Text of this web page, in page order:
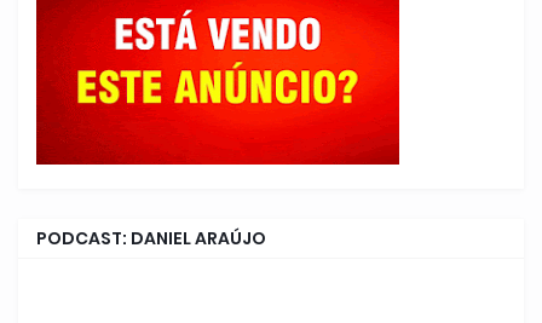
PODCAST: DANIEL ARAÚJO